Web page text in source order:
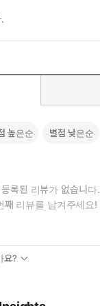
높은순 별점 낮은순
등록된 리뷰가 없습니다.
째 리뷰를 남겨주세요!
요?